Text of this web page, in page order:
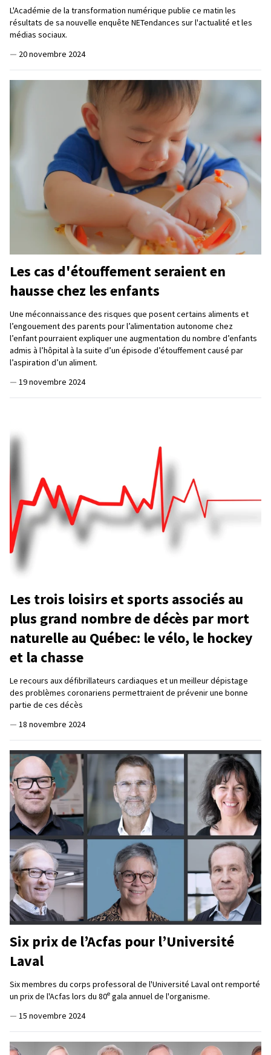
L'Académie de la transformation numérique publie ce matin les
résultats de sa nouvelle enquête NETendances sur l'actualité et les
médias sociaux.
— 20 novembre 2024
Les cas d'étouffement seraient en
hausse chez les enfants
Une méconnaissance des risques que posent certains aliments et
l’engouement des parents pour l’alimentation autonome chez
l’enfant pourraient expliquer une augmentation du nombre d’enfants
admis à l’hôpital à la suite d’un épisode d’étouffement causé par
l’aspiration d’un aliment.
— 19 novembre 2024
Les trois loisirs et sports associés au
plus grand nombre de décès par mort
naturelle au Québec: le vélo, le hockey
et la chasse
Le recours aux défibrillateurs cardiaques et un meilleur dépistage
des problèmes coronariens permettraient de prévenir une bonne
partie de ces décès
— 18 novembre 2024
Six prix de l’Acfas pour l’Université
Laval
Six membres du corps professoral de l'Université Laval ont remporté
un prix de l'Acfas lors du 80e gala annuel de l'organisme.
— 15 novembre 2024